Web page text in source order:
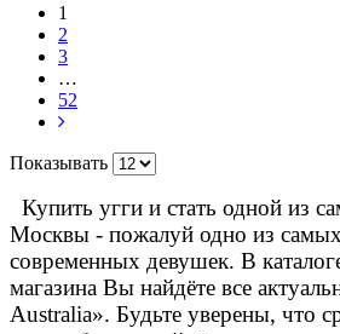
1
2
3
…
52
Показывать
Купить угги и стать одной из
Москвы - пожалуй одно из
современных девушек. В
магазина Вы найдёте все
Australia». Будьте уверены, что